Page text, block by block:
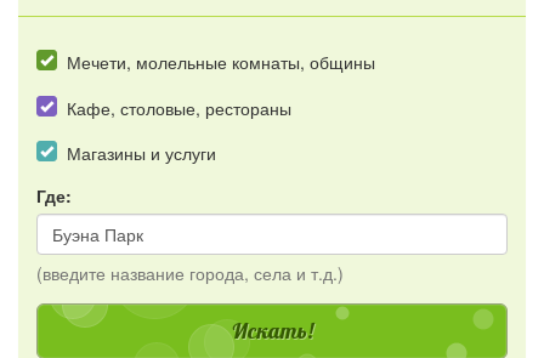
Мечети, молельные комнаты, общины
Кафе, столовые, рестораны
Магазины и услуги
Где:
(введите название города, села и т.д.)